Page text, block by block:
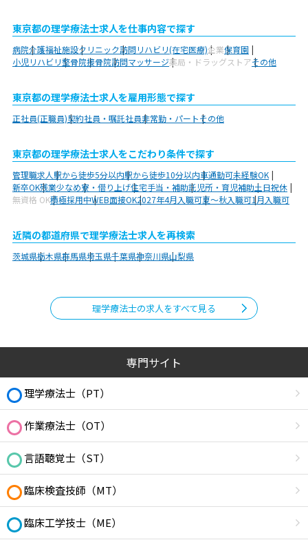
東京都の理学療法士求人を仕事内容で探す
病院介護福祉施設クリニック訪問リハビリ(在宅医療)企業保育園
小児リハビリ整骨院接骨院訪問マッサージ薬局・ドラッグストアその他
東京都の理学療法士求人を雇用形態で探す
正社員(正職員)契約社員・嘱託社員非常勤・パートその他
東京都の理学療法士求人をこだわり条件で探す
管理職求人駅から徒歩5分以内駅から徒歩10分以内車通勤可未経験OK
新卒OK残業少なめ寮・借り上げ住宅手当・補助託児所・育児補助土日祝休
無資格 OK積極採用中WEB面接OK2027年4月入職可夏～秋入職可1月入職可
近隣の都道府県で理学療法士求人を再検索
茨城県栃木県群馬県埼玉県千葉県神奈川県山梨県
理学療法士の求人をすべて見る
専門サイト
理学療法士（PT）
作業療法士（OT）
言語聴覚士（ST）
臨床検査技師（MT）
臨床工学技士（ME）